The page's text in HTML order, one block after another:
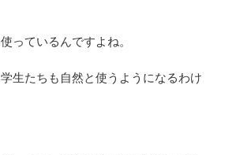
っているんですよね。
生たちも自然と使うようになるわけ